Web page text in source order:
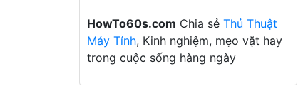
HowTo60s.com Chia sẻ Thủ Thuật
Máy Tính, Kinh nghiệm, mẹo vặt hay
trong cuộc sống hàng ngày